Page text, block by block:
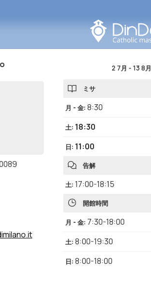
2 7月 - 13 8月
ミサ
月 - 金: 8:30
土: 18:30
日: 11:00
告解
土: 17:00-18:15
開館時間
月 - 金: 7:30-18:00
土: 8:00-19:30
日: 8:00-18:00